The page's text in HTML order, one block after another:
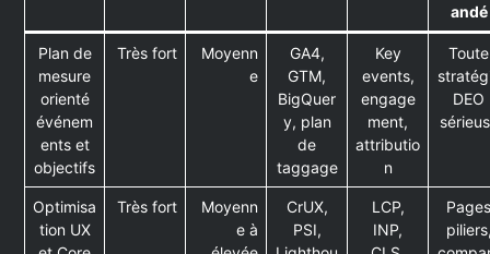
andé
Plan de
mesure
orienté
événem
ents et
objectifs
Très fort
Moyenn
e
GA4,
GTM,
BigQuer
y, plan
de
taggage
Key
events,
engage
ment,
attributio
n
Toute
DEO
Optimisa
tion UX
Très fort
Moyenn
e à
CrUX,
PSI,
LCP,
INP,